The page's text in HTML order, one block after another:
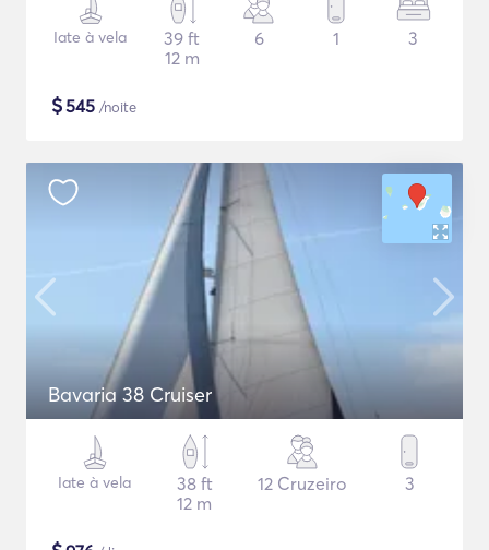
Iate à vela
39 ft
12 m
6 1 3
$545 /noite
Bavaria 38 Cruiser
Iate à vela
38 ft
12 m
12 Cruzeiro 3